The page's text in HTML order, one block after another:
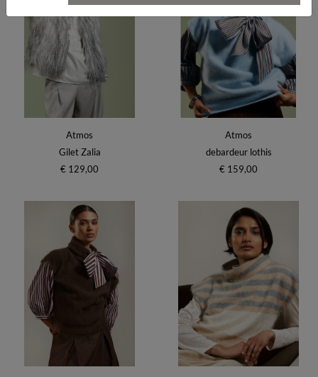
Atmos
Gilet Zalia
€ 129,00
Atmos
debardeur lothis
€ 159,00